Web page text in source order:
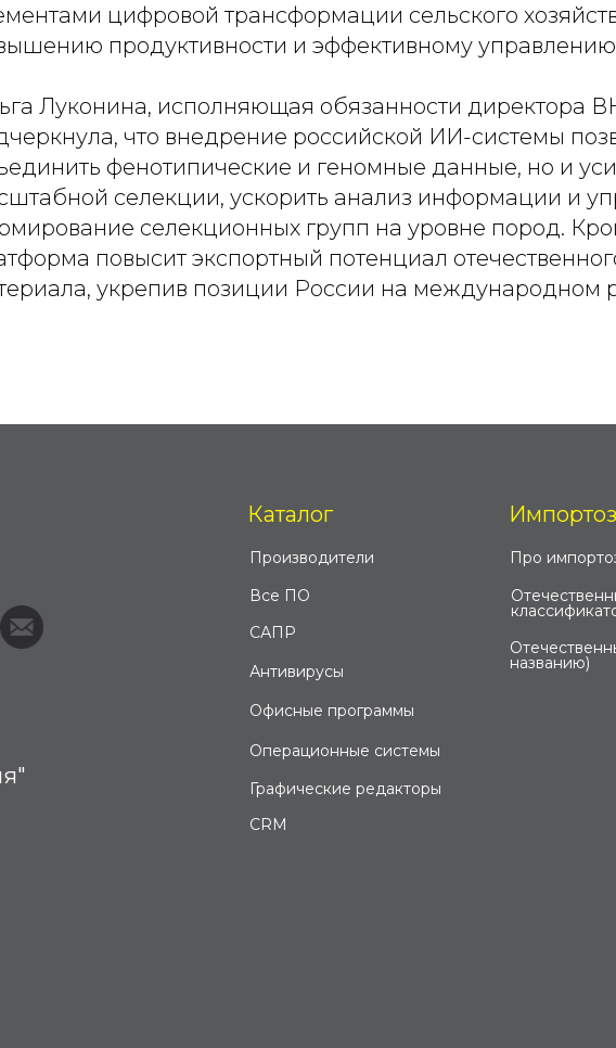
цифровой трансформации сельского
продуктивности и эффективному
Луконина, исполняющая обязанности директора
что внедрение российской ИИ-системы
фенотипические и геномные данные, но и
селекции, ускорить анализ информации и
селекционных групп на уровне пород.
повысит экспортный потенциал
укрепив позиции России на международном
Все ПО
Производители
Антивирусы
Офисные программы
Каталог
Операционные системы
САПР
Графические редакторы
названию)
Про
CRM